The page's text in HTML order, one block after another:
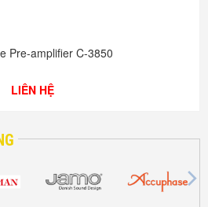
Pre-amplifier C-3850
LIÊN HỆ